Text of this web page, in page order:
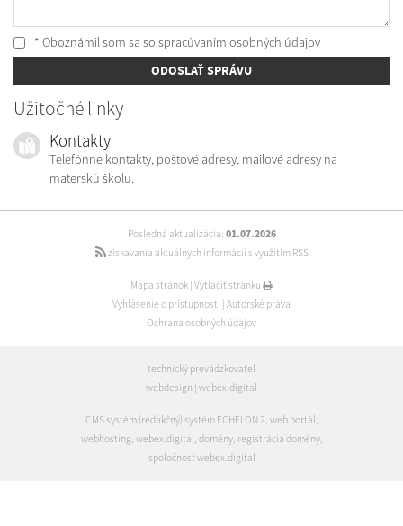
* Oboznámil som sa so spracúvaním osobných údajov
ODOSLAŤ SPRÁVU
Užitočné linky
Kontakty
Telefónne kontakty, poštové adresy, mailové adresy na
materskú školu.
Posledná aktualizácia: 01.07.2026
získavania aktuálnych informácií s využitím RSS
Mapa stránok | Vytlačiť stránku
Vyhlásenie o prístupnosti | Autorské práva
Ochrana osobných údajov
technický prevádzkovateľ
webdesign | webex.digital
CMS systém (redakčný) systém ECHELON 2 web portál
webhosting webex.digital domény, registrácia domény,
spoločnosť webex.digital